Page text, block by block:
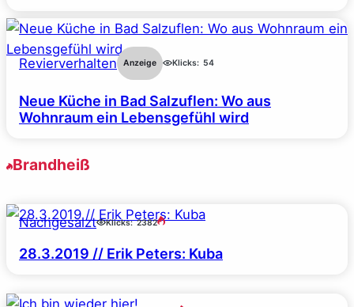
Revierverhalten Anzeige Klicks: 54
Neue Küche in Bad Salzuflen: Wo aus
Wohnraum ein Lebensgefühl wird
Brandheiß
Nachgesalzt Klicks: 2382
28.3.2019 // Erik Peters: Kuba